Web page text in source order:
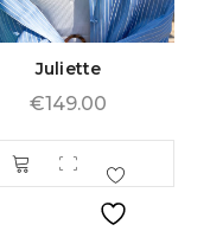
Juliette
€149.00